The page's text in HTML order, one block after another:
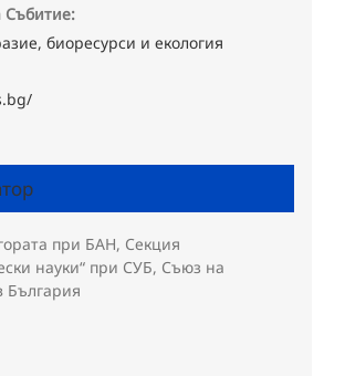
Събитие:
биоресурси и екология
при БАН, Секция
науки“ при СУБ, Съюз на
България